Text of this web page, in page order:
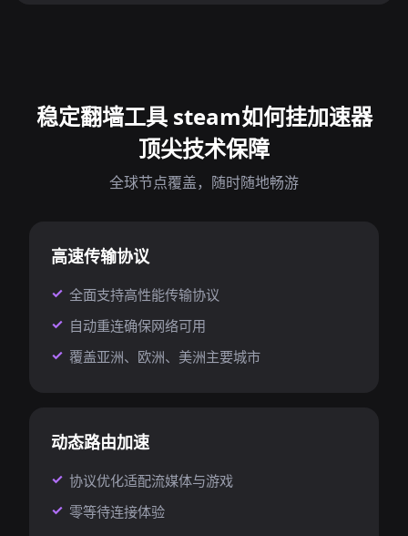
稳定翻墙工具 steam如何挂加速器
顶尖技术保障
全球节点覆盖，随时随地畅游
高速传输协议
全面支持高性能传输协议
自动重连确保网络可用
覆盖亚洲、欧洲、美洲主要城市
动态路由加速
协议优化适配流媒体与游戏
零等待连接体验